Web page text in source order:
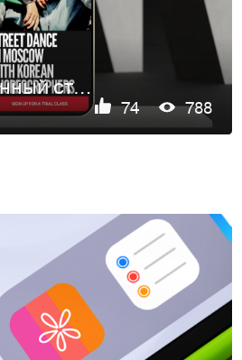
Сайт и фирменный стиль для студии танца
74 788